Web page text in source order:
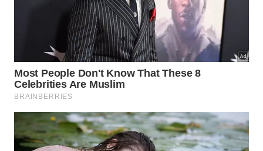
Piscina do Hara Pousada e SPA, em São Miguel do Gostoso
Gastronomia local